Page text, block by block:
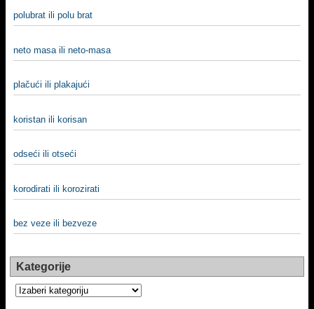
polubrat ili polu brat
neto masa ili neto-masa
plačući ili plakajući
koristan ili korisan
odseći ili otseći
korodirati ili korozirati
bez veze ili bezveze
Kategorije
Kategorije